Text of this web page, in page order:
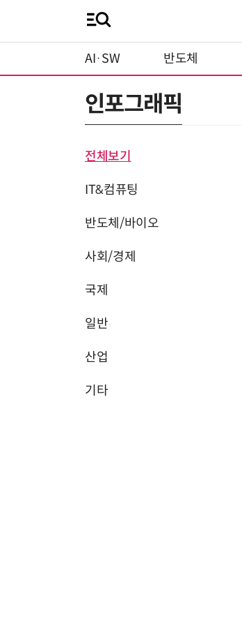
AI·SW 반도체
인포그래픽
전체보기
IT&컴퓨팅
반도체/바이오
사회/경제
국제
일반
산업
기타